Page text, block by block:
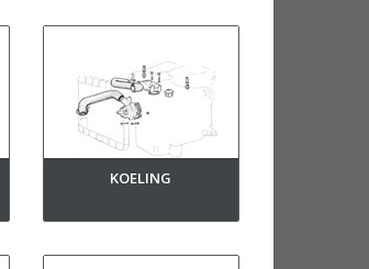
KOELING